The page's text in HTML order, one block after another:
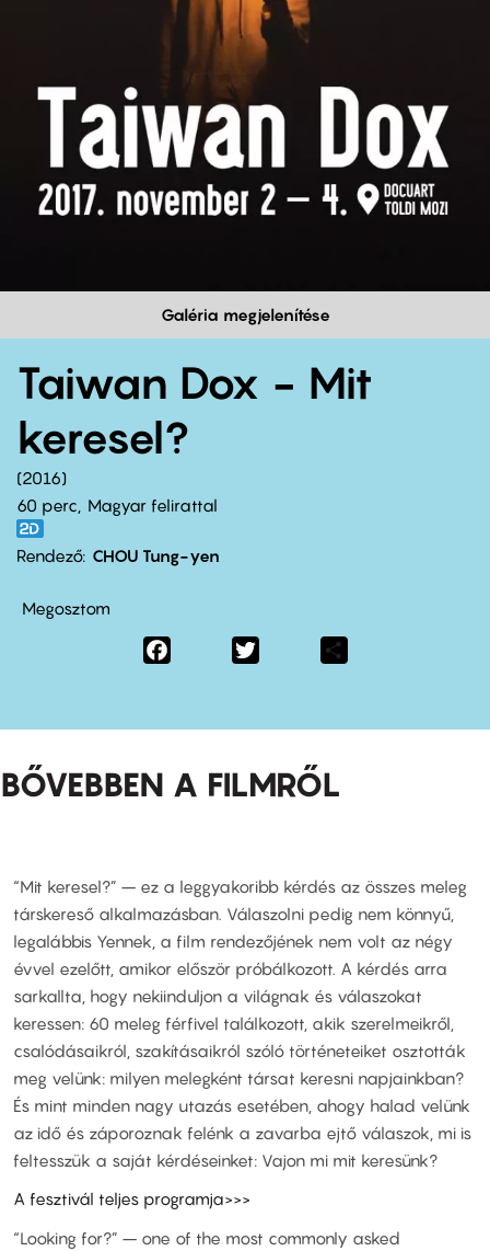
Galéria megjelenítése
Taiwan Dox - Mit
keresel?
2016
60 perc,
Magyar felirattal
Rendező CHOU Tung-yen
Megosztom
Facebook
BŐVEBBEN A FILMRŐL
“Mit keresel?” – ez a leggyakoribb kérdés az összes meleg
társkereső alkalmazásban. Válaszolni pedig nem könnyű,
legalábbis Yennek, a film rendezőjének nem volt az négy
évvel ezelőtt, amikor először próbálkozott. A kérdés arra
sarkallta, hogy nekiinduljon a világnak és válaszokat
keressen: 60 meleg férfivel találkozott, akik szerelmeikről,
csalódásaikról, szakításaikról szóló történeteiket osztották
meg velünk: milyen melegként társat keresni napjainkban?
És mint minden nagy utazás esetében, ahogy halad velünk
az idő és záporoznak felénk a zavarba ejtő válaszok, mi is
feltesszük a saját kérdéseinket: Vajon mi mit keresünk?
A fesztivál teljes programja>>>
“Looking for?” – one of the most commonly asked